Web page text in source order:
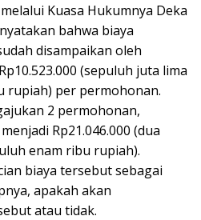
Kuasa Hukumnya Deka
bahwa biaya
disampaikan oleh
(sepuluh juta lima
rupiah) per permohonan.
2 permohonan,
Rp21.046.000 (dua
enam ribu rupiah).
biaya tersebut sebagai
apakah akan
atau tidak.